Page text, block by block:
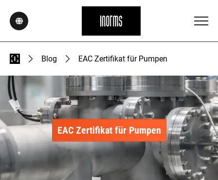
Blog EAC Zertifikat für Pumpen
EAC Zertifikat für Pumpen